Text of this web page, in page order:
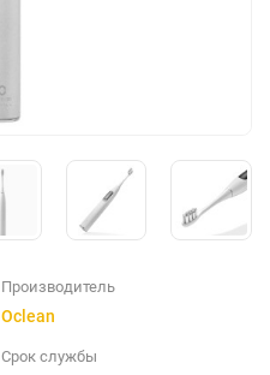
Производитель
Oclean
Срок службы